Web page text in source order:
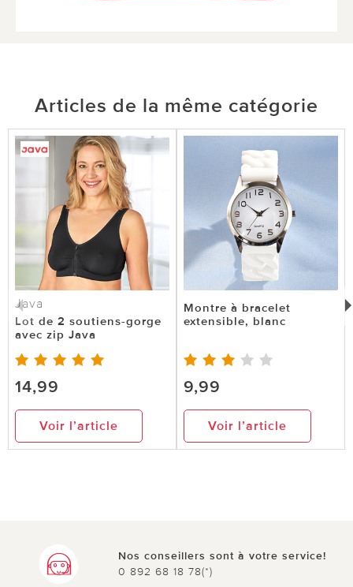
Articles de la même catégorie
Java
Lot de 2 soutiens-gorge
avec zip Java
14,99
Voir l’article
Montre à bracelet
extensible, blanc
9,99
Voir l’article
Nos conseillers sont à votre service!
0 892 68 18 78(*)